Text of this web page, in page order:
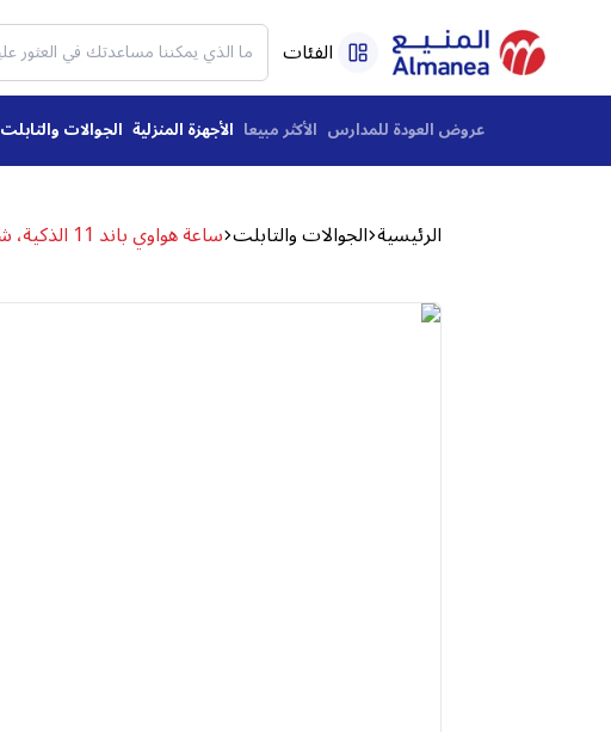
الفئات
عروض العودة للمدارس الأكثر مبيعا الأجهزة المنزلية الجوالات والتابلت
الرئيسية الجوالات والتابلت ساعة هواوي باند 11 الذكية، شاشة 1.62 بوصة، ابيض - ACHUA55020GUP